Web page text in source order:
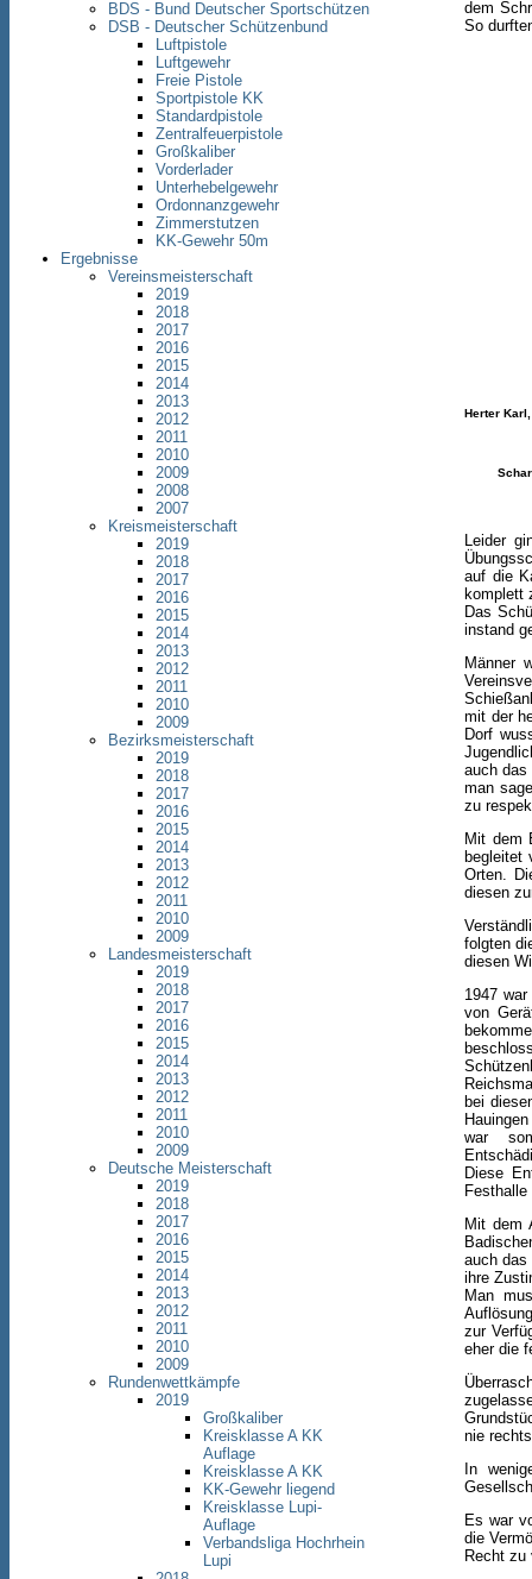
BDS - Bund Deutscher Sportschützen
DSB - Deutscher Schützenbund
Luftpistole
Luftgewehr
Freie Pistole
Sportpistole KK
Standardpistole
Zentralfeuerpistole
Großkaliber
Vorderlader
Unterhebelgewehr
Ordonnanzgewehr
Zimmerstutzen
KK-Gewehr 50m
Ergebnisse
Vereinsmeisterschaft
2019
2018
2017
2016
2015
2014
2013
2012
2011
2010
2009
2008
2007
Kreismeisterschaft
2019
2018
2017
2016
2015
2014
2013
2012
2011
2010
2009
Bezirksmeisterschaft
2019
2018
2017
2016
2015
2014
2013
2012
2011
2010
2009
Landesmeisterschaft
2019
2018
2017
2016
2015
2014
2013
2012
2011
2010
2009
Deutsche Meisterschaft
2019
2018
2017
2016
2015
2014
2013
2012
2011
2010
2009
Rundenwettkämpfe
2019
Großkaliber
Kreisklasse A KK
Auflage
Kreisklasse A KK
KK-Gewehr liegend
Kreisklasse Lupi-
Auflage
Verbandsliga Hochrhein
Lupi
dem
So
Herter
Leider
auf die
komplett
Das
instand
Männer
mit der
Dorf
auch das
man
zu
Mit dem
begleitet
Orten.
diesen
folgten
diesen
1947
von
bei
war
Diese
Mit dem
auch das
ihre
Man
zur
eher die
nie
In
Es war
die
Recht zu